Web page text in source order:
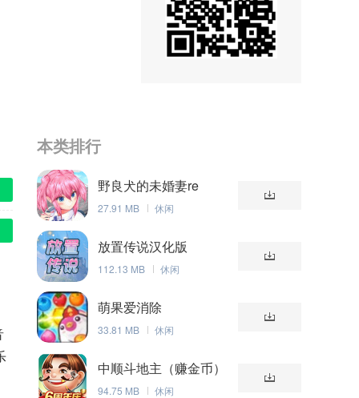
本类排行
野良犬的未婚妻re
27.91 MB 休闲
放置传说汉化版
112.13 MB 休闲
萌果爱消除
33.81 MB 休闲
中顺斗地主（赚金币）
94.75 MB 休闲